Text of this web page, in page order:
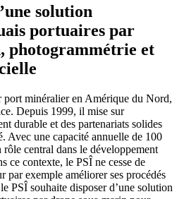
solution
portuaires par
photogrammétrie et
port minéralier en Amérique du Nord,
Depuis 1999, il mise sur
durable et des partenariats solides
Avec une capacité annuelle de 100
central dans le développement
ce contexte, le PSÎ ne cesse de
exemple améliorer ses procédés
PSÎ souhaite disposer d’une solution